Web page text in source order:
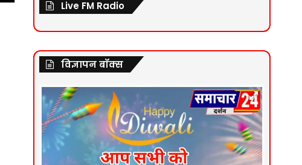
Live FM Radio
विज्ञापन बॉक्स